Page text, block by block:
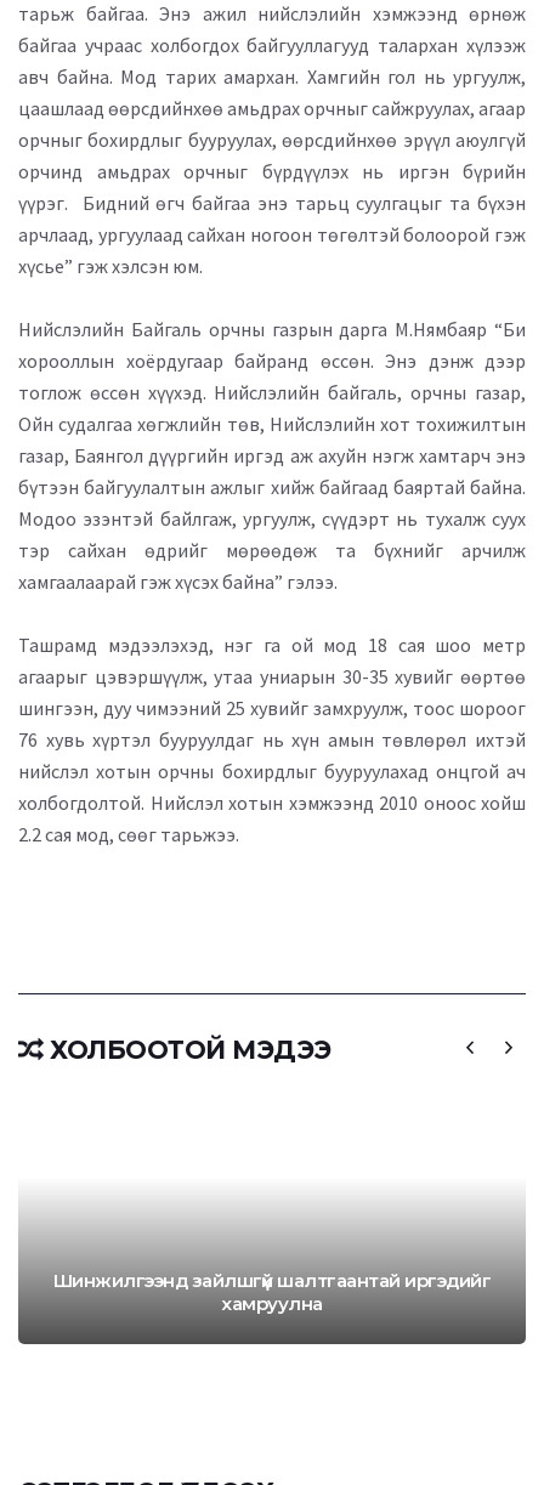
тарьж байгаа. Энэ ажил нийслэлийн хэмжээнд өрнөж
байгаа учраас холбогдох байгууллагууд талархан хүлээж
авч байна. Мод тарих амархан. Хамгийн гол нь ургуулж,
цаашлаад өөрсдийнхөө амьдрах орчныг сайжруулах, агаар
орчныг бохирдлыг бууруулах, өөрсдийнхөө эрүүл аюулгүй
орчинд амьдрах орчныг бүрдүүлэх нь иргэн бүрийн
үүрэг. Бидний өгч байгаа энэ тарьц суулгацыг та бүхэн
арчлаад, ургуулаад сайхан ногоон төгөлтэй болоорой гэж
хүсье” гэж хэлсэн юм.
Нийслэлийн Байгаль орчны газрын дарга М.Нямбаяр “Би
хорооллын хоёрдугаар байранд өссөн. Энэ дэнж дээр
тоглож өссөн хүүхэд. Нийслэлийн байгаль, орчны газар,
Ойн судалгаа хөгжлийн төв, Нийслэлийн хот тохижилтын
газар, Баянгол дүүргийн иргэд аж ахуйн нэгж хамтарч энэ
бүтээн байгуулалтын ажлыг хийж байгаад баяртай байна.
Модоо эзэнтэй байлгаж, ургуулж, сүүдэрт нь тухалж суух
тэр сайхан өдрийг мөрөөдөж та бүхнийг арчилж
хамгаалаарай гэж хүсэх байна” гэлээ.
Ташрамд мэдээлэхэд, нэг га ой мод 18 сая шоо метр
агаарыг цэвэршүүлж, утаа униарын 30-35 хувийг өөртөө
шингээн, дуу чимээний 25 хувийг замхруулж, тоос шороог
76 хувь хүртэл бууруулдаг нь хүн амын төвлөрөл ихтэй
нийслэл хотын орчны бохирдлыг бууруулахад онцгой ач
холбогдолтой. Нийслэл хотын хэмжээнд 2010 оноос хойш
2.2 сая мод, сөөг тарьжээ.
ХОЛБООТОЙ МЭДЭЭ
Шинжилгээнд зайлшгүй шалтгаантай иргэдийг
хамруулна